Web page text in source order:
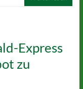
Express
zu